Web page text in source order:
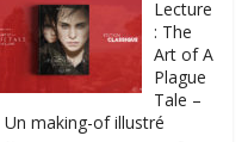
Lecture
: The
Art of A
Plague
Tale –
Un making-of illustré